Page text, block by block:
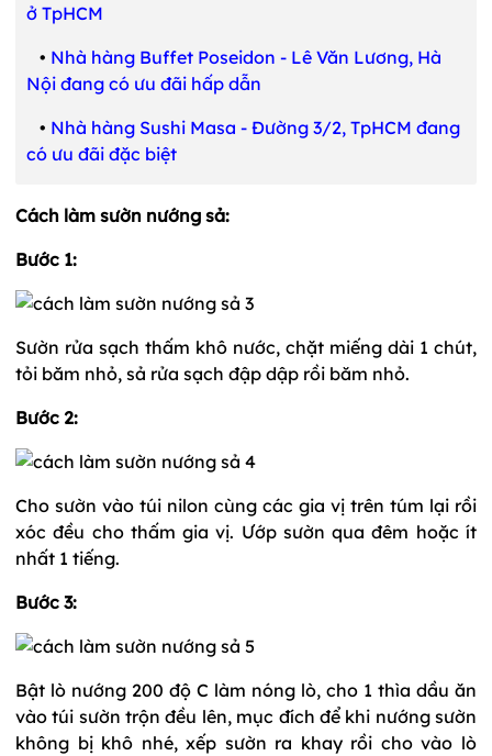
ở TpHCM
• Nhà hàng Buffet Poseidon - Lê Văn Lương, Hà
Nội đang có ưu đãi hấp dẫn
• Nhà hàng Sushi Masa - Đường 3/2, TpHCM đang
có ưu đãi đặc biệt
Cách làm sườn nướng sả:
Bước 1:
Sườn rửa sạch thấm khô nước, chặt miếng dài 1 chút,
tỏi băm nhỏ, sả rửa sạch đập dập rồi băm nhỏ.
Bước 2:
Cho sườn vào túi nilon cùng các gia vị trên túm lại rồi
xóc đều cho thấm gia vị. Ướp sườn qua đêm hoặc ít
nhất 1 tiếng.
Bước 3:
Bật lò nướng 200 độ C làm nóng lò, cho 1 thìa dầu ăn
vào túi sườn trộn đều lên, mục đích để khi nướng sườn
không bị khô nhé, xếp sườn ra khay rồi cho vào lò